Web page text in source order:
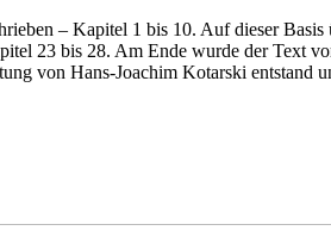
– Kapitel 1 bis 10. Auf dieser Basis
23 bis 28. Am Ende wurde der Text
von Hans-Joachim Kotarski entstand